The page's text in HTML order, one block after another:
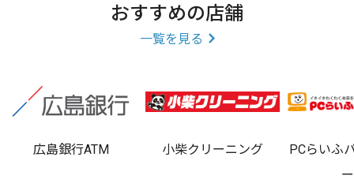
おすすめの店舗
一覧を見る
広島銀行ATM 小柴クリーニング
PCらいふ